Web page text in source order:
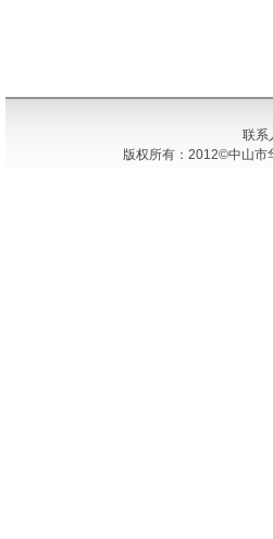
联
版权所有：2012©中山